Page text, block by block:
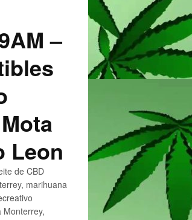
–
Leon
de CBD
marihuana
Monterrey,